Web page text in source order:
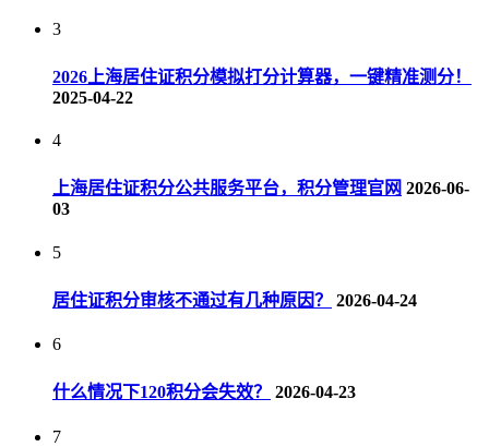
3
2026上海居住证积分模拟打分计算器，一键精准测分！
2025-04-22
4
上海居住证积分公共服务平台，积分管理官网 2026-06-
03
5
居住证积分审核不通过有几种原因？ 2026-04-24
6
什么情况下120积分会失效？ 2026-04-23
7